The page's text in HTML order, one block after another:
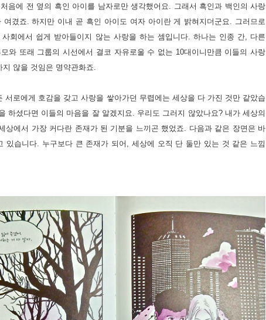
음에 전 옆의 흑인 아이를 남자로만 생각했어요. 그래서 흑인과 백인의 사랑
여겼죠. 하지만 이내 곧 흑인 아이도 여자 아이란 게 밝혀지더군요. 그러므로
회에서 쉽게 받아들이지 않는 사랑을 하는 셈입니다. 하나는 인종 간, 다른
와 또래 그룹의 시선에서 결코 자유로울 수 없는 10대이니만큼 이들의 사랑
않을 것임은 명약관화죠.
서로에게 호감을 갖고 사랑을 쌓아가던 무렵에는 세상을 다 가진 것만 같았습
하셨다면 이들의 마음을 잘 알겠지요. 우리도 그러지 않았나요? 내가 세상의
상에서 가장 커다란 존재가 된 기분을 느끼곤 했었죠. 다음과 같은 장면은 바
있습니다. 누구보다 큰 존재가 되어, 세상에 오직 단 둘만 있는 것 같은 느낌